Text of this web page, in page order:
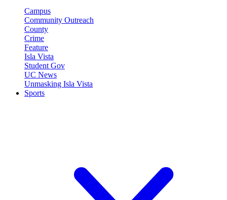
Campus
Community Outreach
County
Crime
Feature
Isla Vista
Student Gov
UC News
Unmasking Isla Vista
Sports